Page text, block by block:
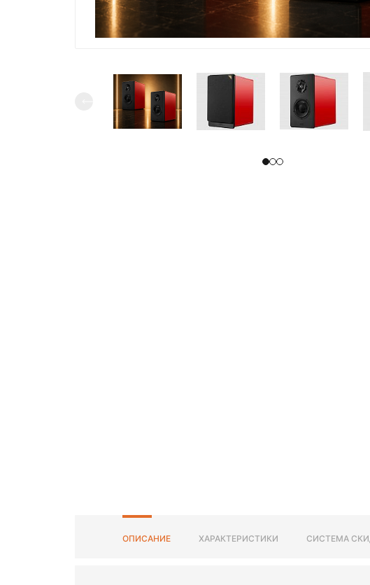
ОПИСАНИЕ ХАРАКТЕРИСТИКИ СИСТЕМА